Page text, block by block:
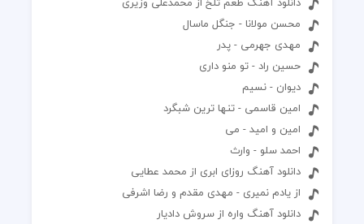
محسن مولانا - جنگل ماسال
مهدی جهرمی - پدر
حسین راد - تو منو داری
دیوان - نسیم
امین قاسمی - تنها ترین شبگرد
امین و امید - می
احمد سلو - وارث
دانلود آهنگ روزای ابری از محمد عطایی
از یادم نمیری - مهدی مقدم و رضا اشرفی
دانلود آهنگ واره از سروش دادیار